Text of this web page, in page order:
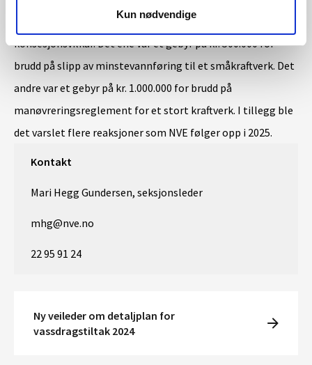
Kun nødvendige
I 2024 vedtok NVE to overtredelsesgebyr for brudd på
konsesjonsvilkår. Det ene var et gebyr på kr. 500.000 for
brudd på slipp av minstevannføring til et småkraftverk. Det
andre var et gebyr på kr. 1.000.000 for brudd på
manøvreringsreglement for et stort kraftverk. I tillegg ble
det varslet flere reaksjoner som NVE følger opp i 2025.
Kontakt
Mari Hegg Gundersen, seksjonsleder
mhg@nve.no
22 95 91 24
Ny veileder om detaljplan for
vassdragstiltak 2024